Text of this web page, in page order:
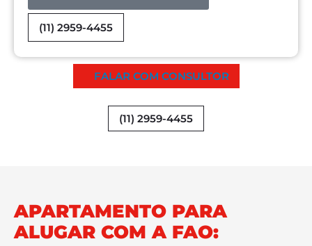
(11) 2959-4455
FALAR COM CONSULTOR
(11) 2959-4455
APARTAMENTO PARA
ALUGAR COM A FAO: